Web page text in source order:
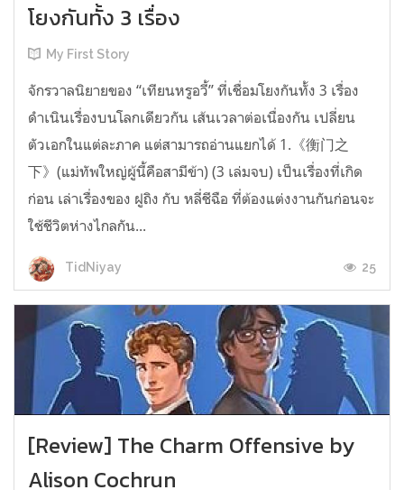
โยงกันทั้ง 3 เรื่อง
My First Story
จักรวาลนิยายของ “เทียนหรูอวี้” ที่เชื่อมโยงกันทั้ง 3 เรื่อง
ดำเนินเรื่องบนโลกเดียวกัน เส้นเวลาต่อเนื่องกัน เปลี่ยน
ตัวเอกในแต่ละภาค แต่สามารถอ่านแยกได้ 1.《衡门之
下》(แม่ทัพใหญ่ผู้นี้คือสามีข้า) (3 เล่มจบ) เป็นเรื่องที่เกิด
ก่อน เล่าเรื่องของ ฝูถิง กับ หลี่ชีฉือ ที่ต้องแต่งงานกันก่อนจะ
ใช้ชีวิตห่างไกลกัน...
TidNiyay 25
[Review] The Charm Offensive by
Alison Cochrun